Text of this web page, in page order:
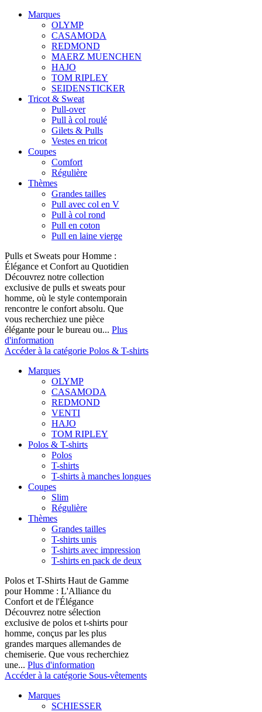
Marques
OLYMP
CASAMODA
REDMOND
MAERZ MUENCHEN
HAJO
TOM RIPLEY
SEIDENSTICKER
Tricot & Sweat
Pull-over
Pull à col roulé
Gilets & Pulls
Vestes en tricot
Coupes
Comfort
Régulière
Thèmes
Grandes tailles
Pull avec col en V
Pull à col rond
Pull en coton
Pull en laine vierge
Pulls et Sweats pour Homme :
Élégance et Confort au Quotidien
Découvrez notre collection
exclusive de pulls et sweats pour
homme, où le style contemporain
rencontre le confort absolu. Que
vous recherchiez une pièce
élégante pour le bureau ou... Plus
d'information
Accéder à la catégorie Polos & T-shirts
Marques
OLYMP
CASAMODA
REDMOND
VENTI
HAJO
TOM RIPLEY
Polos & T-shirts
Polos
T-shirts
T-shirts à manches longues
Coupes
Slim
Régulière
Thèmes
Grandes tailles
T-shirts unis
T-shirts avec impression
T-shirts en pack de deux
Polos et T-Shirts Haut de Gamme
pour Homme : L'Alliance du
Confort et de l'Élégance
Découvrez notre sélection
exclusive de polos et t-shirts pour
homme, conçus par les plus
grandes marques allemandes de
chemiserie. Que vous recherchiez
une... Plus d'information
Accéder à la catégorie Sous-vêtements
Marques
SCHIESSER